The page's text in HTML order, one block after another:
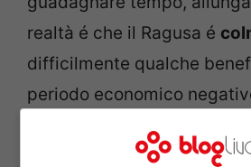
realtà é che il Ragusa é
difficilmente qualche
periodo economico
nel mercato di riparazione,